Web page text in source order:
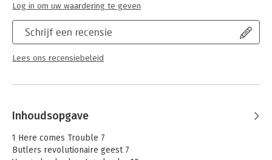
Schrijf een recensie
Lees ons recensiebeleid
Log in om uw waardering te geven
Inhoudsopgave
1 Here comes Trouble 7
Butlers revolutionaire geest 7